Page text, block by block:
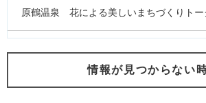
原鶴温泉 花による美しいまちづくりトー
情報が見つからない